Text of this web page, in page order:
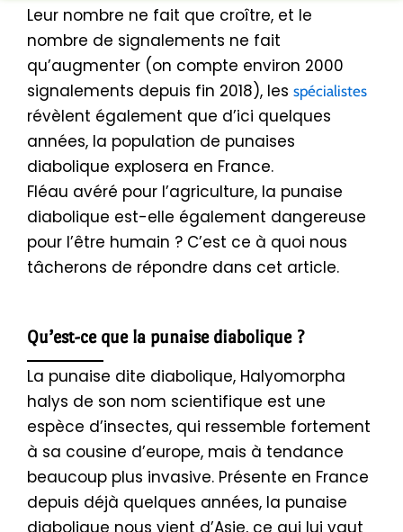
Leur nombre ne fait que croître, et le
nombre de signalements ne fait
qu’augmenter (on compte environ 2000
signalements depuis fin 2018), les spécialistes
révèlent également que d’ici quelques
années, la population de punaises
diabolique explosera en France.
Fléau avéré pour l’agriculture, la punaise
diabolique est-elle également dangereuse
pour l’être humain ? C’est ce à quoi nous
tâcherons de répondre dans cet article.
Qu’est-ce que la punaise diabolique ?
La punaise dite diabolique, Halyomorpha
halys de son nom scientifique est une
espèce d’insectes, qui ressemble fortement
à sa cousine d’europe, mais à tendance
beaucoup plus invasive. Présente en France
depuis déjà quelques années, la punaise